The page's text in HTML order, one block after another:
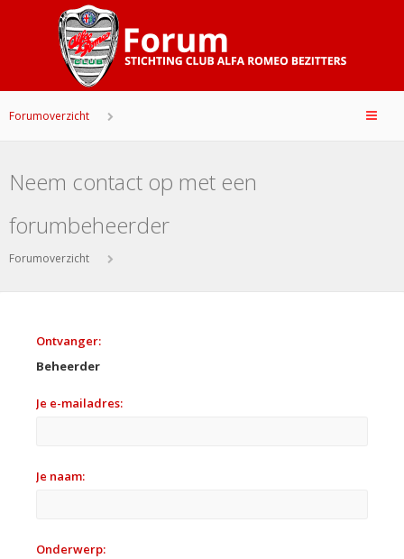
Forumoverzicht
Neem contact op met een
forumbeheerder
Forumoverzicht
Ontvanger:
Beheerder
Je e-mailadres:
Je naam:
Onderwerp: